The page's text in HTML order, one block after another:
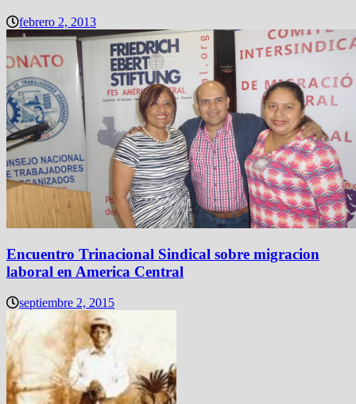
febrero 2, 2013
Encuentro Trinacional Sindical sobre migracion
laboral en America Central
septiembre 2, 2015